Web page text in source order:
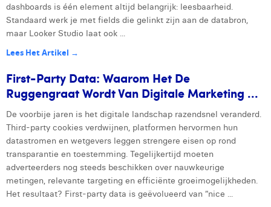
dashboards is één element altijd belangrijk: leesbaarheid.
Standaard werk je met fields die gelinkt zijn aan de databron,
maar Looker Studio laat ook ...
Lees Het Artikel →
First-Party Data: Waarom Het De
Ruggengraat Wordt Van Digitale Marketing ...
De voorbije jaren is het digitale landschap razendsnel veranderd.
Third-party cookies verdwijnen, platformen hervormen hun
datastromen en wetgevers leggen strengere eisen op rond
transparantie en toestemming. Tegelijkertijd moeten
adverteerders nog steeds beschikken over nauwkeurige
metingen, relevante targeting en efficiënte groeimogelijkheden.
Het resultaat? First-party data is geëvolueerd van “nice ...